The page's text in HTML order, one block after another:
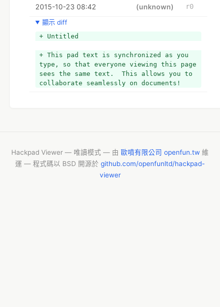
2015-10-23 08:42 (unknown)
r0
顯示 diff
+ Untitled
+ This pad text is synchronized as you
type, so that everyone viewing this page
sees the same text.  This allows you to
collaborate seamlessly on documents!
Hackpad Viewer — 唯讀模式 — 由 歐噴有限公司 openfun.tw 維
運 — 程式碼以 BSD 開源於 github.com/openfunltd/hackpad-
viewer